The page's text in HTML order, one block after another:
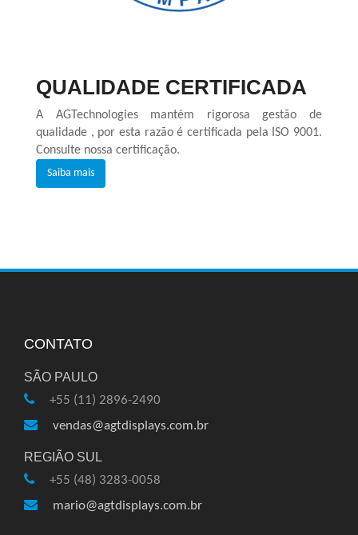
QUALIDADE CERTIFICADA
A AGTechnologies mantém rigorosa gestão de
qualidade , por esta razão é certificada pela ISO 9001.
Consulte nossa certificação.
Saiba mais
CONTATO
SÃO PAULO
+55 (11) 2896-2490
vendas@agtdisplays.com.br
REGIÃO SUL
+55 (48) 3283-0058
mario@agtdisplays.com.br